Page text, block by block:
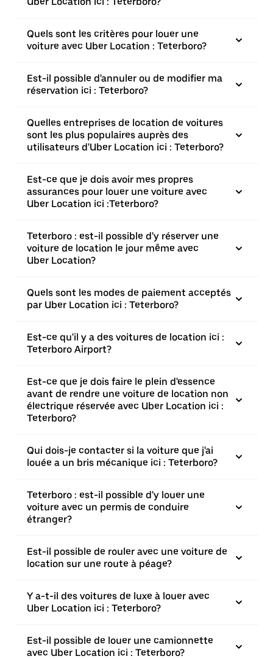
Quels sont les critères pour louer une
voiture avec Uber Location : Teterboro?
Est-il possible d'annuler ou de modifier ma
réservation ici : Teterboro?
Quelles entreprises de location de voitures
sont les plus populaires auprès des
utilisateurs d'Uber Location ici : Teterboro?
Est-ce que je dois avoir mes propres
assurances pour louer une voiture avec
Uber Location ici :Teterboro?
Teterboro : est-il possible d'y réserver une
voiture de location le jour même avec
Uber Location?
Quels sont les modes de paiement acceptés
par Uber Location ici : Teterboro?
Est-ce qu'il y a des voitures de location ici :
Teterboro Airport?
Est-ce que je dois faire le plein d'essence
avant de rendre une voiture de location non
électrique réservée avec Uber Location ici :
Teterboro?
Qui dois-je contacter si la voiture que j'ai
louée a un bris mécanique ici : Teterboro?
Teterboro : est-il possible d'y louer une
voiture avec un permis de conduire
étranger?
Est-il possible de rouler avec une voiture de
location sur une route à péage?
Y a-t-il des voitures de luxe à louer avec
Uber Location ici : Teterboro?
Est-il possible de louer une camionnette
avec Uber Location ici : Teterboro?